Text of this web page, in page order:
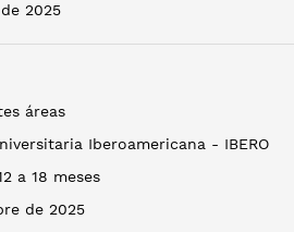
2025
áreas
Iberoamericana - IBERO
a 18 meses
de 2025